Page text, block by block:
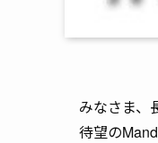
みなさま、
待望の